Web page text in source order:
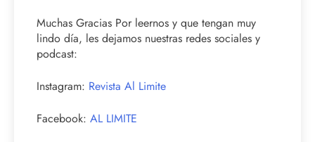
Muchas Gracias Por leernos y que tengan muy
lindo día, les dejamos nuestras redes sociales y
podcast:
Instagram: Revista Al Limite
Facebook: AL LIMITE